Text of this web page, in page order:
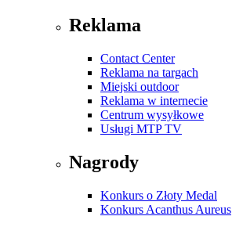
Reklama
Contact Center
Reklama na targach
Miejski outdoor
Reklama w internecie
Centrum wysyłkowe
Usługi MTP TV
Nagrody
Konkurs o Złoty Medal
Konkurs Acanthus Aureus